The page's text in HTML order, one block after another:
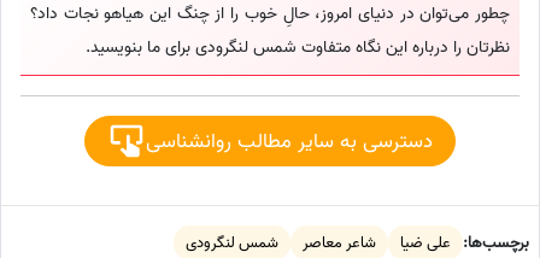
چطور می‌توان در دنیای امروز، حالِ خوب را از چنگ این هیاهو نجات داد؟
نظرتان را درباره این نگاه متفاوت شمس لنگرودی برای ما بنویسید.
دسترسی به سایر مطالب روانشناسی
برچسب‌ها: علی ضیا شاعر معاصر
شمس لنگرودی